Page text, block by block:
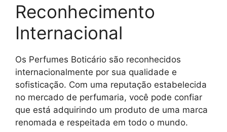
Reconhecimento
Internacional
Os Perfumes Boticário são reconhecidos
internacionalmente por sua qualidade e
sofisticação. Com uma reputação estabelecida
no mercado de perfumaria, você pode confiar
que está adquirindo um produto de uma marca
renomada e respeitada em todo o mundo.